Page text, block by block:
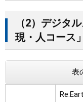
（2）デジタ
現・人コース」
表